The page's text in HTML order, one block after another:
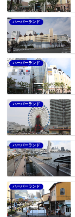
ハーバーランド
ハーバーランド
ハーバーランド
ハーバーランド
ハーバーランド